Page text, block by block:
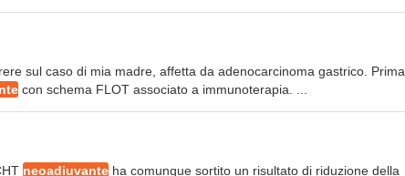
sul caso di mia madre, affetta da adenocarcinoma gastrico. Prima
con schema FLOT associato a immunoterapia. ...
neoadiuvante ha comunque sortito un risultato di riduzione della